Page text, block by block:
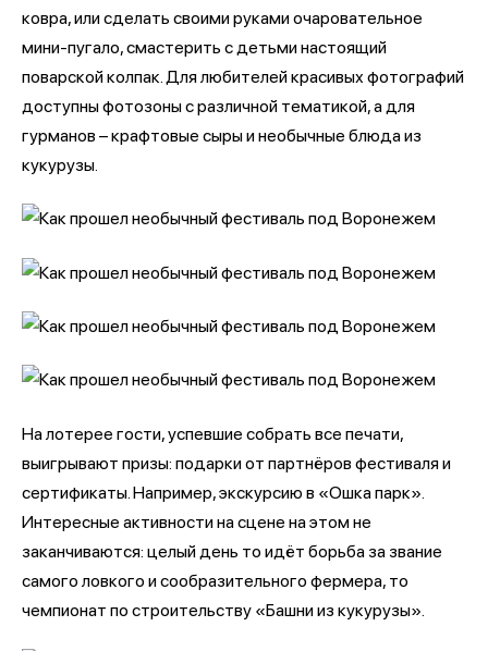
ковра, или сделать своими руками очаровательное
мини-пугало, смастерить с детьми настоящий
поварской колпак. Для любителей красивых фотографий
доступны фотозоны с различной тематикой, а для
гурманов – крафтовые сыры и необычные блюда из
кукурузы.
На лотерее гости, успевшие собрать все печати,
выигрывают призы: подарки от партнёров фестиваля и
сертификаты. Например, экскурсию в «Ошка парк».
Интересные активности на сцене на этом не
заканчиваются: целый день то идёт борьба за звание
самого ловкого и сообразительного фермера, то
чемпионат по строительству «Башни из кукурузы».